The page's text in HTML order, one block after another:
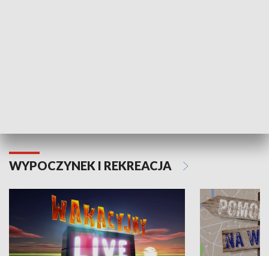
WYPOCZYNEK I REKREACJA